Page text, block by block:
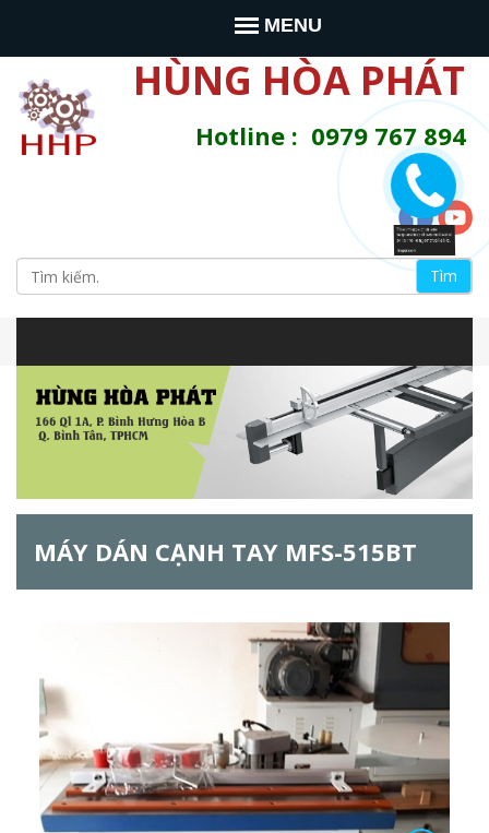
MENU
HÙNG HÒA PHÁT
Hotline : 0979 767 894
B
ẫ
m
T
m
s
e
MÁY DÁN CẠNH TAY MFS-515BT